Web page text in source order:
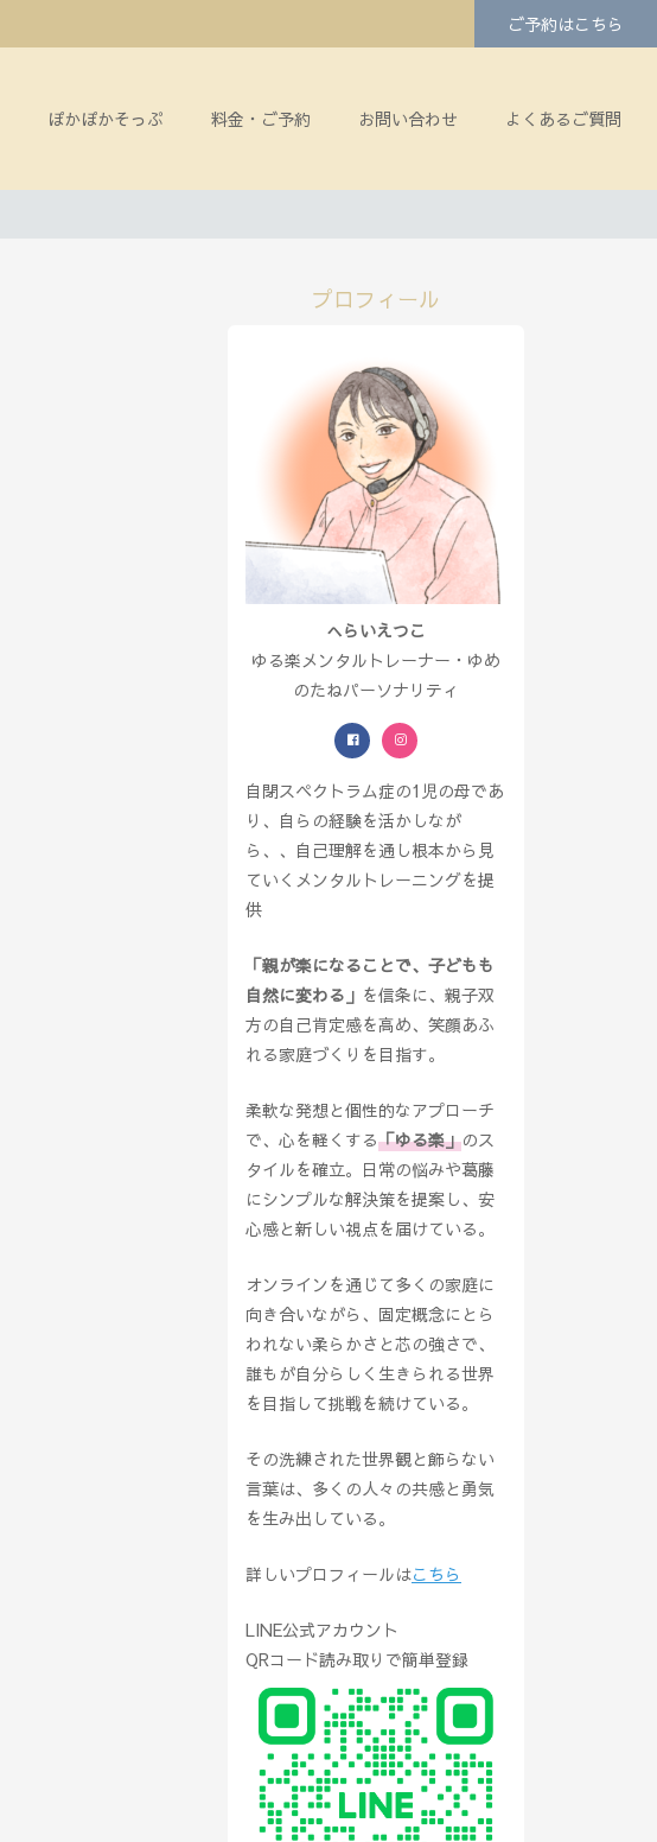
ご予約はこちら
ぽかぽかそっぷ 料金・ご予約 お問い合わせ よくあるご質問
プロフィール
へらいえつこ
ゆる楽メンタルトレーナー・ゆめ
のたねパーソナリティ
自閉スペクトラム症の1児の母であ
り、自らの経験を活かしなが
ら、、自己理解を通し根本から見
ていくメンタルトレーニングを提
供
「親が楽になることで、子どもも
自然に変わる」 を信条に、親子双
方の自己肯定感を高め、笑顔あふ
れる家庭づくりを目指す。
柔軟な発想と個性的なアプローチ
で、心を軽くする「ゆる楽」のス
タイルを確立。日常の悩みや葛藤
にシンプルな解決策を提案し、安
心感と新しい視点を届けている。
オンラインを通じて多くの家庭に
向き合いながら、固定概念にとら
われない柔らかさと芯の強さで、
誰もが自分らしく生きられる世界
を目指して挑戦を続けている。
その洗練された世界観と飾らない
言葉は、多くの人々の共感と勇気
を生み出している。
詳しいプロフィールはこちら
LINE公式アカウント
QRコード読み取りで簡単登録